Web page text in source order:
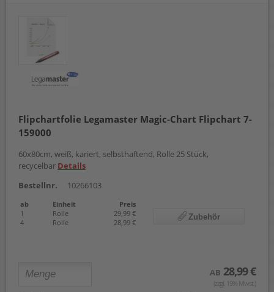
Flipchartfolie Legamaster Magic-Chart Flipchart 7-
159000
60x80cm, weiß, kariert, selbsthaftend, Rolle 25 Stück,
recycelbar Details
Bestellnr.
10266103
ab Einheit
Preis
1
Rolle
29,99 €
4
Rolle 28,99 €
Zubehör
AB 28,99 €
(zzgl. 19% Mwst.)